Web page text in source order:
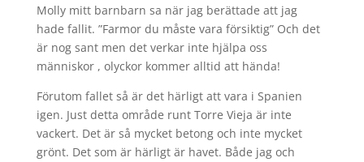
Molly mitt barnbarn sa när jag berättade att jag
hade fallit. ”Farmor du måste vara försiktig” Och det
är nog sant men det verkar inte hjälpa oss
människor , olyckor kommer alltid att hända!
Förutom fallet så är det härligt att vara i Spanien
igen. Just detta område runt Torre Vieja är inte
vackert. Det är så mycket betong och inte mycket
grönt. Det som är härligt är havet. Både jag och